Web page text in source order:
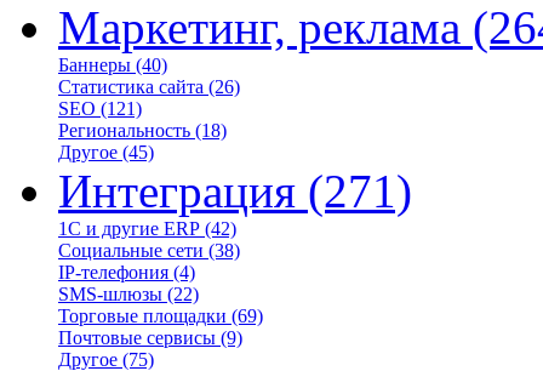
Маркетинг, реклама
Баннеры (40)
Статистика сайта (26)
SEO (121)
Региональность (18)
Другое (45)
Интеграция (271)
1С и другие ERP (42)
Социальные сети (38)
IP-телефония (4)
SMS-шлюзы (22)
Торговые площадки (69)
Почтовые сервисы (9)
Другое (75)